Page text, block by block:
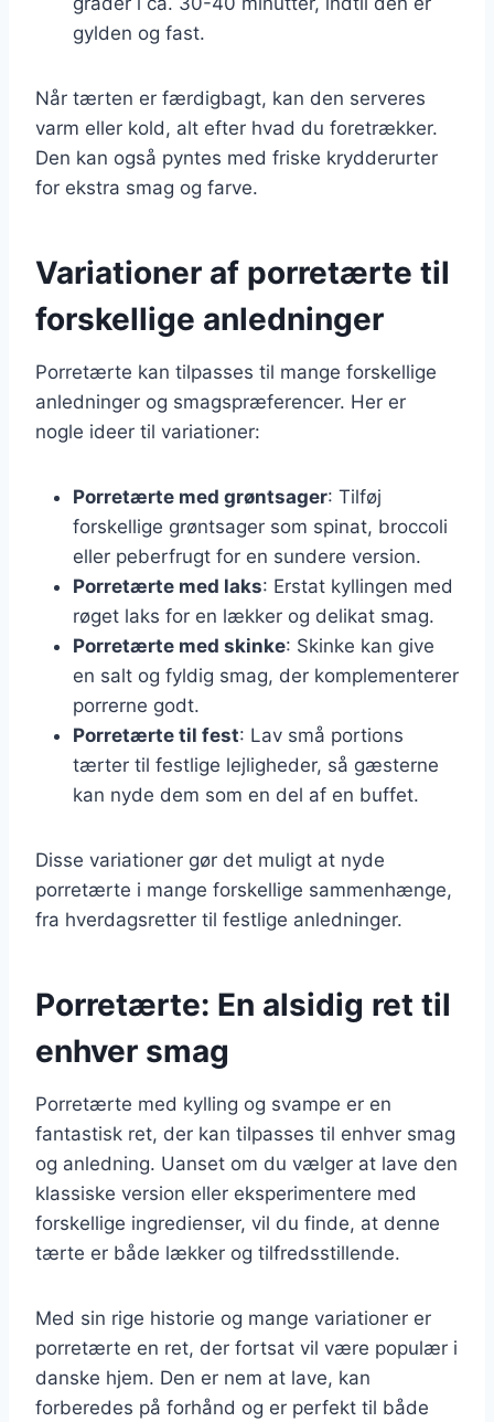
gylden og fast.
Når tærten er færdigbagt, kan den serveres
varm eller kold, alt efter hvad du foretrækker.
Den kan også pyntes med friske krydderurter
for ekstra smag og farve.
Variationer af porretærte til
forskellige anledninger
Porretærte kan tilpasses til mange forskellige
anledninger og smagspræferencer. Her er
nogle ideer til variationer:
Porretærte med grøntsager: Tilføj
forskellige grøntsager som spinat, broccoli
eller peberfrugt for en sundere version.
Porretærte med laks: Erstat kyllingen med
røget laks for en lækker og delikat smag.
Porretærte med skinke: Skinke kan give
en salt og fyldig smag, der komplementerer
porrerne godt.
Porretærte til fest: Lav små portions
tærter til festlige lejligheder, så gæsterne
kan nyde dem som en del af en buffet.
Disse variationer gør det muligt at nyde
porretærte i mange forskellige sammenhænge,
fra hverdagsretter til festlige anledninger.
Porretærte: En alsidig ret til
enhver smag
Porretærte med kylling og svampe er en
fantastisk ret, der kan tilpasses til enhver smag
og anledning. Uanset om du vælger at lave den
klassiske version eller eksperimentere med
forskellige ingredienser, vil du finde, at denne
tærte er både lækker og tilfredsstillende.
Med sin rige historie og mange variationer er
porretærte en ret, der fortsat vil være populær i
danske hjem. Den er nem at lave, kan
forberedes på forhånd og er perfekt til både